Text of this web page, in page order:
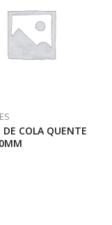
DE COLA QUENTE